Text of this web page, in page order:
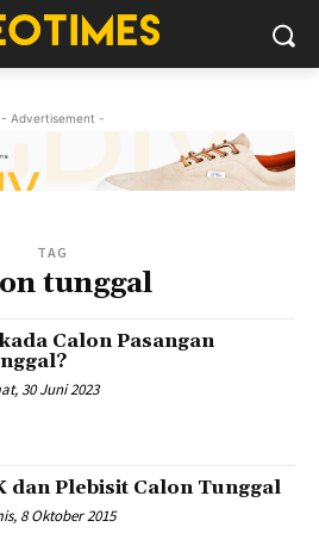
- Advertisement -
TAG
tunggal
Calon Pasangan
30 Juni 2023
dan Plebisit Calon Tunggal
8 Oktober 2015